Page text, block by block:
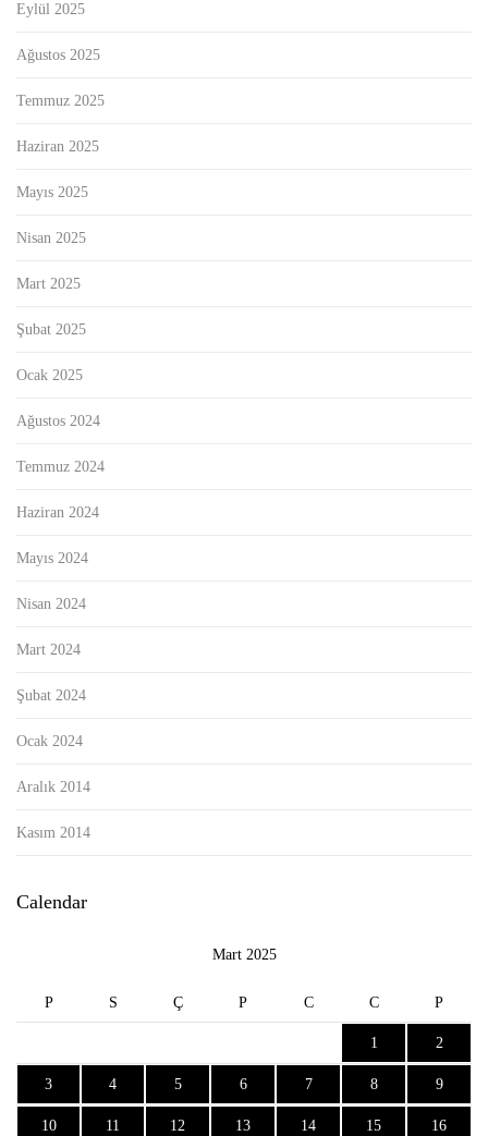
Eylül 2025
Ağustos 2025
Temmuz 2025
Haziran 2025
Mayıs 2025
Nisan 2025
Mart 2025
Şubat 2025
Ocak 2025
Ağustos 2024
Temmuz 2024
Haziran 2024
Mayıs 2024
Nisan 2024
Mart 2024
Şubat 2024
Ocak 2024
Aralık 2014
Kasım 2014
Calendar
Mart 2025
P S Ç P C C P
1 2
3 4 5 6 7 8 9
10 11 12 13 14 15 16